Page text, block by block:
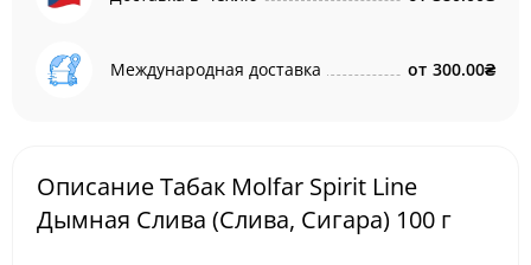
Международная доставка от 300.00₴
Описание Табак Molfar Spirit Line
Дымная Слива (Слива, Сигара) 100 г